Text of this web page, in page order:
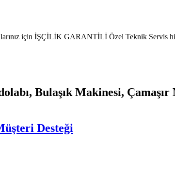
için İŞÇİLİK GARANTİLİ Özel Teknik Servis
Bulaşık Makinesi,
Desteği